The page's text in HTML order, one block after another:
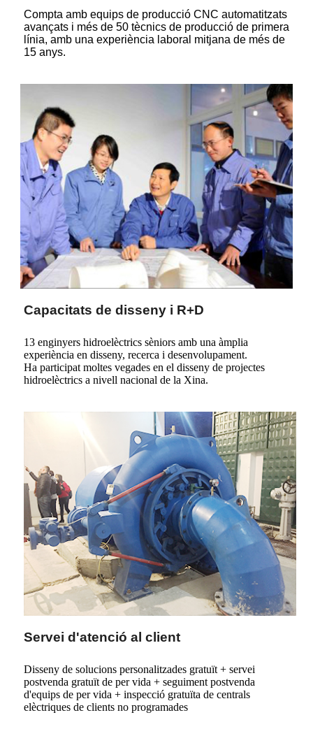
Compta amb equips de producció CNC automatitzats
avançats i més de 50 tècnics de producció de primera
línia, amb una experiència laboral mitjana de més de
15 anys.
Capacitats de disseny i R+D
13 enginyers hidroelèctrics sèniors amb una àmplia
experiència en disseny, recerca i desenvolupament.
Ha participat moltes vegades en el disseny de projectes
hidroelèctrics a nivell nacional de la Xina.
Servei d'atenció al client
Disseny de solucions personalitzades gratuït + servei
postvenda gratuït de per vida + seguiment postvenda
d'equips de per vida + inspecció gratuïta de centrals
elèctriques de clients no programades